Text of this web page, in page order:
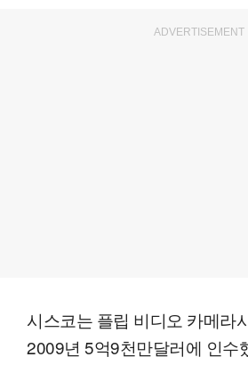
ADVERTISEMENT
시스코는 플립 비디오 카메라
2009년 5억9천만달러에 인수